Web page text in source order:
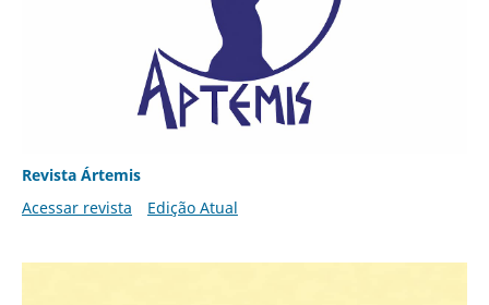
Revista Ártemis
Acessar revista
Edição Atual